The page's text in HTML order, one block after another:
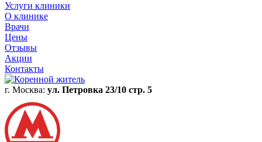
Услуги клиники
О клинике
Врачи
Цены
Отзывы
Акции
Контакты
г. Москва: ул. Петровка 23/10 стр. 5